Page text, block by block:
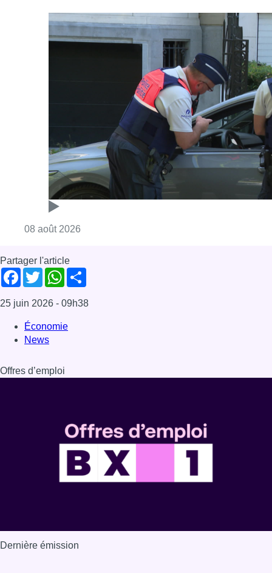
08 août 2026
Partager l'article
Facebook
TwitterWhatsApp
25 juin 2026 - 09h38
Économie
News
Offres d’emploi
Dernière émission